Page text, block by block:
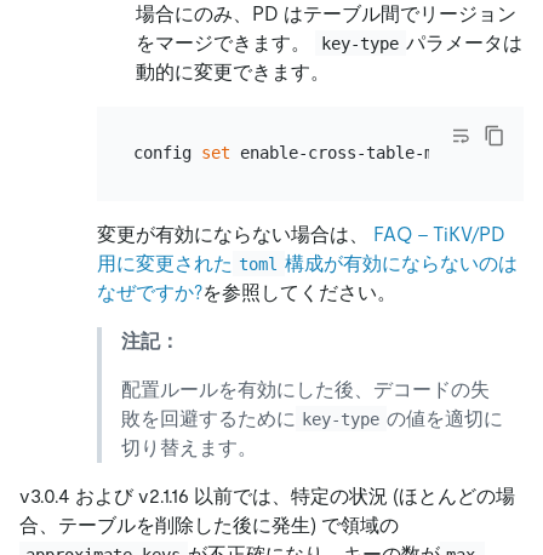
場合にのみ、PD はテーブル間でリージョン
をマージできます。
key-type パラメータは
動的に変更できます。
config set enable-cross-table-merge true
変更が有効にならない場合は、 FAQ - TiKV/PD
用に変更された toml 構成が有効にならないのは
なぜですか?を参照してください。
注記：
配置ルールを有効にした後、デコードの失
敗を回避するために
key-type の値を適切に
切り替えます。
v3.0.4 および v2.1.16 以前では、特定の状況 (ほとんどの場
合、テーブルを削除した後に発生) で領域の